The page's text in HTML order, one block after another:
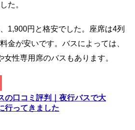
た。
1,900円と格安でした。座席は4列
金が安いです。バスによっては、
性専用席のバスもあります。
の口コミ評判｜夜行バスで大
行ってきました